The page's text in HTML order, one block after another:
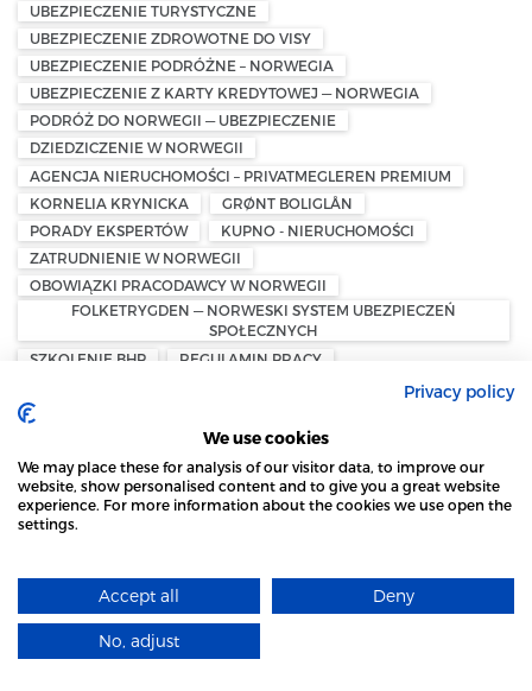
UBEZPIECZENIE TURYSTYCZNE
UBEZPIECZENIE ZDROWOTNE DO VISY
UBEZPIECZENIE PODRÓŻNE – NORWEGIA
UBEZPIECZENIE Z KARTY KREDYTOWEJ — NORWEGIA
PODRÓŻ DO NORWEGII — UBEZPIECZENIE
DZIEDZICZENIE W NORWEGII
AGENCJA NIERUCHOMOŚCI – PRIVATMEGLEREN PREMIUM
KORNELIA KRYNICKA
GRØNT BOLIGLÅN
PORADY EKSPERTÓW
KUPNO - NIERUCHOMOŚCI
ZATRUDNIENIE W NORWEGII
OBOWIĄZKI PRACODAWCY W NORWEGII
FOLKETRYGDEN — NORWESKI SYSTEM UBEZPIECZEŃ
SPOŁECZNYCH
SZKOLENIE BHP
REGULAMIN PRACY
UBEZPIECZENIE WYPADKOWE PRACOWNIKA W NORWEGII
PRACOWNICZY PLAN EMERYTALNY — OTP
UTLENDINGSDIREKTORATET — UDI
PERMITTERING
REJESTRACJA W UDI
ZASIŁEK DLA BEZROBOTNYCH W NORWEGII
ZASIŁEK DLA BEZROBOTNYCH W NORWEGII — DAGPENGER
KONKURS – UPADŁOŚĆ W NORWEGII
BOSTYRER ROLLE – ROLA SYNDYKA
SKYLDNERENS EIENDELER – MAJĄTEK DŁUŻNIKA
STRONA LOCAL MARKET WYKORZYSTUJE PLIKI
DOWIEDZ SIĘ WIĘCEJ
Privacy policy
We use cookies
We may place these for analysis of our visitor data, to improve our
website, show personalised content and to give you a great website
experience. For more information about the cookies we use open the
settings.
Accept all Deny
No, adjust